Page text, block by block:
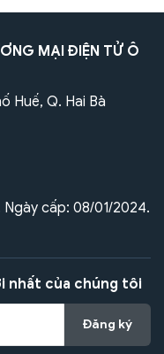
MẠI ĐIỆN TỬ Ô
Huế, Q. Hai Bà
Ngày cấp: 08/01/2024.
nhất của chúng tôi
Đăng ký